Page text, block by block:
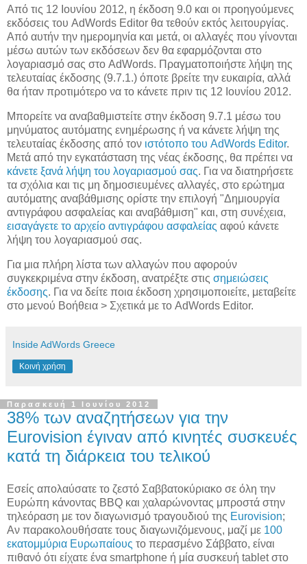
Από τις 12 Ιουνίου 2012, η έκδοση 9.0 και οι προηγούμενες
εκδόσεις του AdWords Editor θα τεθούν εκτός λειτουργίας.
Από αυτήν την ημερομηνία και μετά, οι αλλαγές που γίνονται
μέσω αυτών των εκδόσεων δεν θα εφαρμόζονται στο
λογαριασμό σας στο AdWords. Πραγματοποιήστε λήψη της
τελευταίας έκδοσης (9.7.1.) όποτε βρείτε την ευκαιρία, αλλά
θα ήταν προτιμότερο να το κάνετε πριν τις 12 Ιουνίου 2012.
Μπορείτε να αναβαθμιστείτε στην έκδοση 9.7.1 μέσω του
μηνύματος αυτόματης ενημέρωσης ή να κάνετε λήψη της
τελευταίας έκδοσης από τον ιστότοπο του AdWords Editor.
Μετά από την εγκατάσταση της νέας έκδοσης, θα πρέπει να
κάνετε ξανά λήψη του λογαριασμού σας. Για να διατηρήσετε
τα σχόλια και τις μη δημοσιευμένες αλλαγές, στο ερώτημα
αυτόματης αναβάθμισης ορίστε την επιλογή "Δημιουργία
αντιγράφου ασφαλείας και αναβάθμιση" και, στη συνέχεια,
εισαγάγετε το αρχείο αντιγράφου ασφαλείας αφού κάνετε
λήψη του λογαριασμού σας.
Για μια πλήρη λίστα των αλλαγών που αφορούν
συγκεκριμένα στην έκδοση, ανατρέξτε στις σημειώσεις
έκδοσης. Για να δείτε ποια έκδοση χρησιμοποιείτε, μεταβείτε
στο μενού Βοήθεια > Σχετικά με το AdWords Editor.
Inside AdWords Greece
Κοινή χρήση
Παρασκευή 1 Ιουνίου 2012
38% των αναζητήσεων για την
Eurovision έγιναν από κινητές συσκευές
κατά τη διάρκεια του τελικού
Εσείς απολαύσατε το ζεστό Σαββατοκύριακο σε όλη την
Ευρώπη κάνοντας BBQ και χαλαρώνοντας μπροστά στην
τηλεόραση με τον διαγωνισμό τραγουδιού της Eurovision;
Αν παρακολουθήσατε τους διαγωνιζόμενους, μαζί με 100
εκατομμύρια Ευρωπαίους το περασμένο Σάββατο, είναι
πιθανό ότι είχατε ένα smartphone ή μία συσκευή tablet στο